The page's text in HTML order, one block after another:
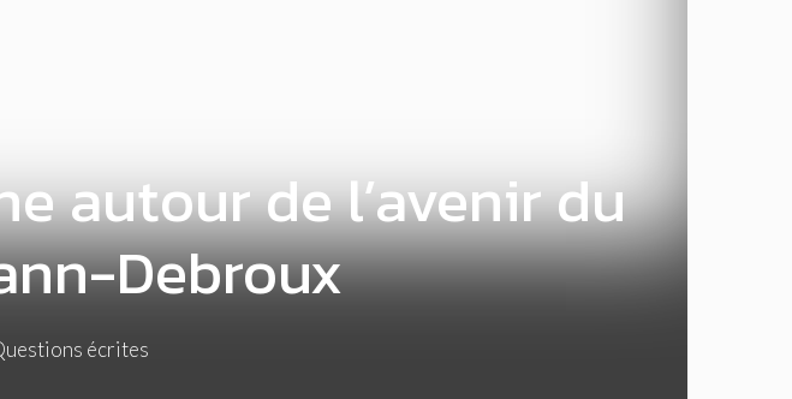
autour de l’avenir du
Debroux
écrites